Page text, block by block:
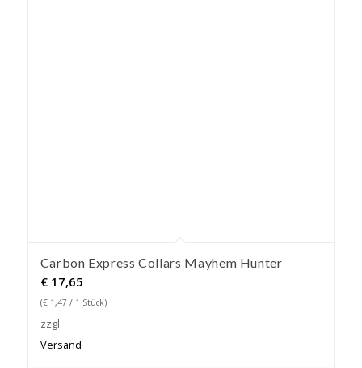
Carbon Express Collars Mayhem Hunter
€17,65
(€1,47 / 1 Stück)
zzgl.
Versand